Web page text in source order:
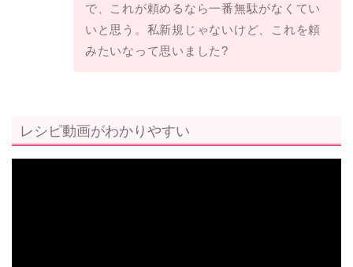
で、これが頼めるなら一番無駄がなくてい
いと思う。私新規じゃないけど、これを頼
みたいなって思いました?
レシピ動画がわかりやすい